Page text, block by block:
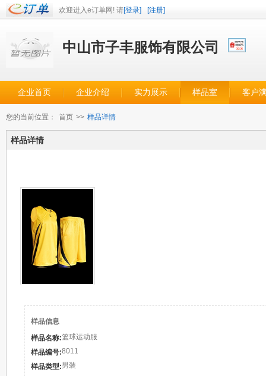
欢迎进入e订单网! 请[登录] [注册]
中山市子丰服饰有限公司
企业首页 企业介绍 实力展示 样品室 客户
您的当前位置： 首页 >> 样品详情
样品详情
样品信息
样品名称:篮球运动服
样品编号:8011
样品类型:男装